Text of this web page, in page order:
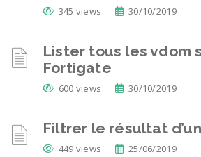
345 views 30/10/2019
Lister tous les vdom
Fortigate
600 views 30/10/2019
Filtrer le résultat
449 views 25/06/2019